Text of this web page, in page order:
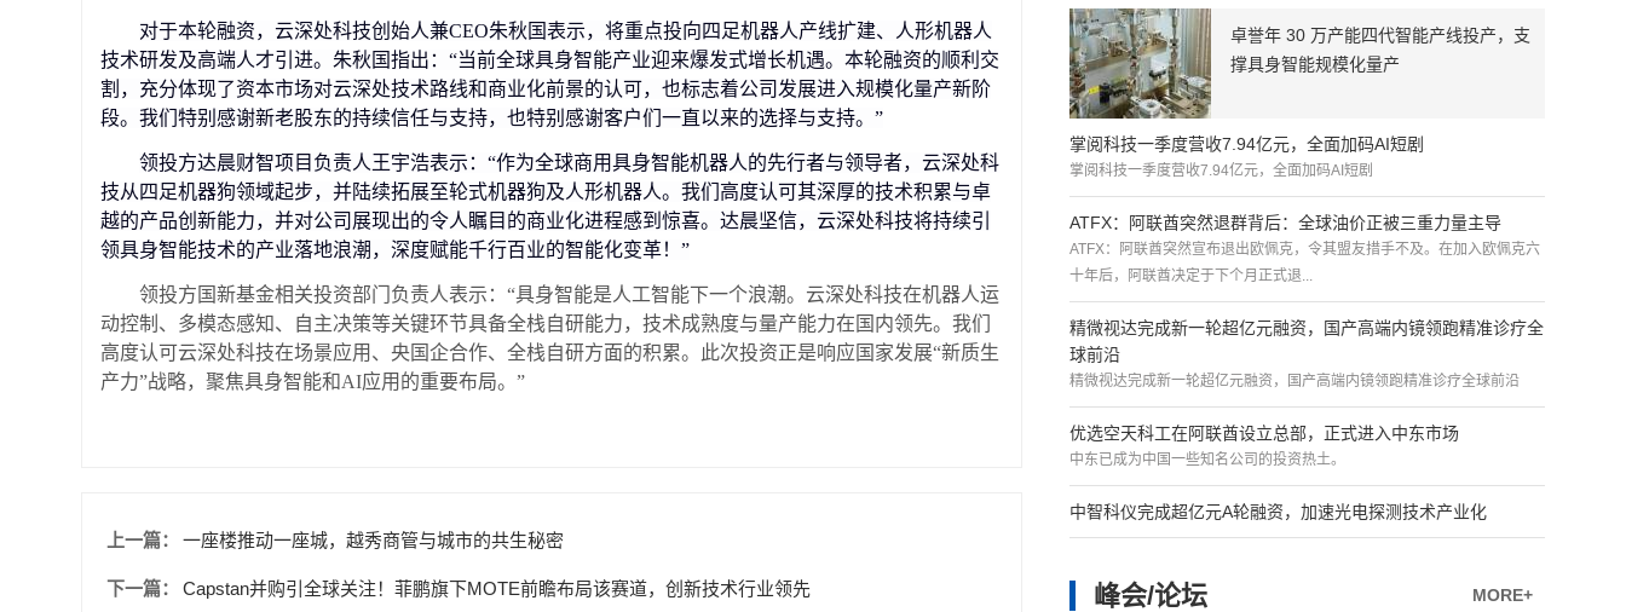
对于本轮融资，云深处科技创始人兼CEO朱秋国表示，将重点投向四足机器人产线扩建、人形机器人
技术研发及高端人才引进。朱秋国指出：“当前全球具身智能产业迎来爆发式增长机遇。本轮融资的顺利交
割，充分体现了资本市场对云深处技术路线和商业化前景的认可，也标志着公司发展进入规模化量产新阶
段。我们特别感谢新老股东的持续信任与支持，也特别感谢客户们一直以来的选择与支持。”
领投方达晨财智项目负责人王宇浩表示：“作为全球商用具身智能机器人的先行者与领导者，云深处科
技从四足机器狗领域起步，并陆续拓展至轮式机器狗及人形机器人。我们高度认可其深厚的技术积累与卓
越的产品创新能力，并对公司展现出的令人瞩目的商业化进程感到惊喜。达晨坚信，云深处科技将持续引
领具身智能技术的产业落地浪潮，深度赋能千行百业的智能化变革！”
领投方国新基金相关投资部门负责人表示：“具身智能是人工智能下一个浪潮。云深处科技在机器人运
动控制、多模态感知、自主决策等关键环节具备全栈自研能力，技术成熟度与量产能力在国内领先。我们
高度认可云深处科技在场景应用、央国企合作、全栈自研方面的积累。此次投资正是响应国家发展“新质生
产力”战略，聚焦具身智能和AI应用的重要布局。”
上一篇： 一座楼推动一座城，越秀商管与城市的共生秘密
下一篇： Capstan并购引全球关注！菲鹏旗下MOTE前瞻布局该赛道，创新技术行业领先
卓誉年 30 万产能四代智能产线投产，支
撑具身智能规模化量产
掌阅科技一季度营收7.94亿元，全面加码AI短剧
掌阅科技一季度营收7.94亿元，全面加码AI短剧
ATFX：阿联酋突然退群背后：全球油价正被三重力量主导
ATFX：阿联酋突然宣布退出欧佩克，令其盟友措手不及。在加入欧佩克六
十年后，阿联酋决定于下个月正式退...
精微视达完成新一轮超亿元融资，国产高端内镜领跑精准诊疗全
球前沿
精微视达完成新一轮超亿元融资，国产高端内镜领跑精准诊疗全球前沿
优选空天科工在阿联酋设立总部，正式进入中东市场
中东已成为中国一些知名公司的投资热土。
中智科仪完成超亿元A轮融资，加速光电探测技术产业化
MORE+
峰会/论坛